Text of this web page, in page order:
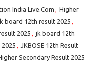
India Live.Com , Higher
board 12th result 2025 ,
2025 , jk board 12th
2025 , JKBOSE 12th Result
Secondary Result 2025